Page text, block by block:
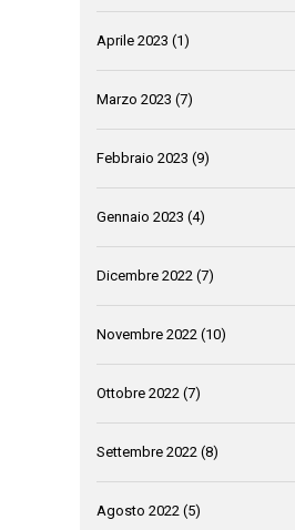
Aprile 2023 (1)
Marzo 2023 (7)
Febbraio 2023 (9)
Gennaio 2023 (4)
Dicembre 2022 (7)
Novembre 2022 (10)
Ottobre 2022 (7)
Settembre 2022 (8)
Agosto 2022 (5)